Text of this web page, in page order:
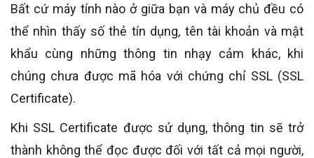
Bất cứ máy tính nào ở giữa bạn và máy chủ đều có
thể nhìn thấy số thẻ tín dụng, tên tài khoản và mật
khẩu cùng những thông tin nhạy cảm khác, khi
chúng chưa được mã hóa với chứng chỉ SSL (SSL
Certificate).
Khi SSL Certificate được sử dụng, thông tin sẽ trở
thành không thể đọc được đối với tất cả mọi người,